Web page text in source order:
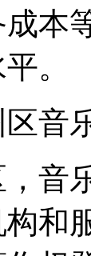
本
。
音
音
和